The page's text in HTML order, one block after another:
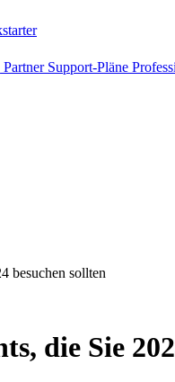
Partner Support-Pläne
besuchen sollten
die Sie